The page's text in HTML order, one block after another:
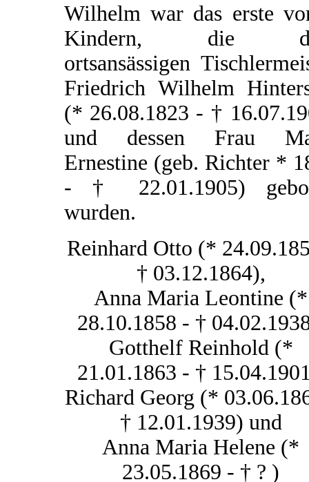
Wilhelm war das erste
Kindern, die
ortsansässigen
Friedrich Wilhelm
(* 26.08.1823 - †
und dessen Frau
Ernestine (geb. Richter *
- † 22.01.1905)
wurden.
Reinhard Otto (*
† 03.12.1864),
Anna Maria Leontine (*
28.10.1858 - †
Gotthelf Reinhold (*
21.01.1863 - †
Richard Georg (*
† 12.01.1939) und
Anna Maria Helene (*
23.05.1869 - † ? )